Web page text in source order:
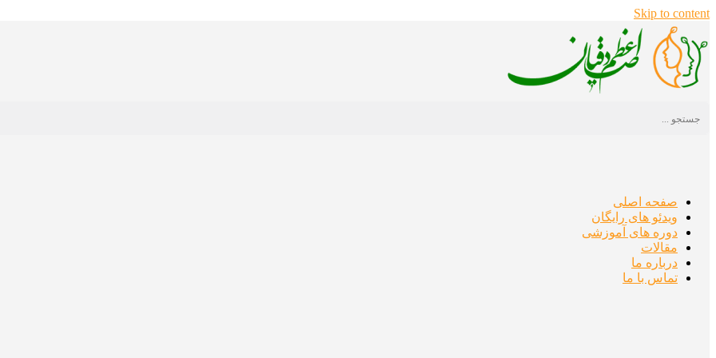
Skip to content
صفحه اصلی
ویدئو های رایگان
دوره های آموزشی
مقالات
درباره ما
تماس با ما